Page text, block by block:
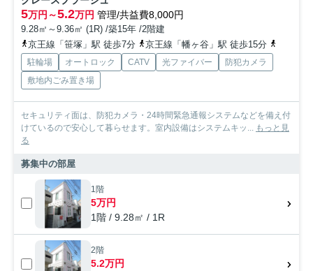
5万円～5.2万円 管理/共益費8,000円
9.28㎡～9.36㎡ (1R) /築15年 /2階建
京王線「笹塚」駅 徒歩7分
京王線「幡ヶ谷」駅 徒歩15分
駐輪場 オートロック CATV 光ファイバー
防犯カメラ
敷地内ごみ置き場
セキュリティ面は、防犯カメラ・24時間緊急通報システムなどを備え付
けているので安心して暮らせます。室内設備はシステムキッ... もっと見
る
募集中の部屋
1階
5万円
1階 / 9.28㎡ / 1R
2階
5.2万円